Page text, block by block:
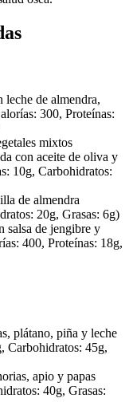
leche de almendra,
300, Proteínas:
mixtos
con aceite de oliva y
10g, Carbohidratos:
de almendra
20g, Grasas: 6g)
salsa de jengibre y
400, Proteínas: 18g,
plátano, piña y leche
Carbohidratos: 45g,
apio y papas
40g, Grasas: